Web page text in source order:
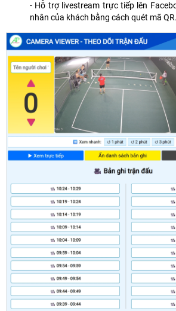
- Hỗ trợ livestream trực tiếp lên
nhân của khách bằng cách quét mã QR.